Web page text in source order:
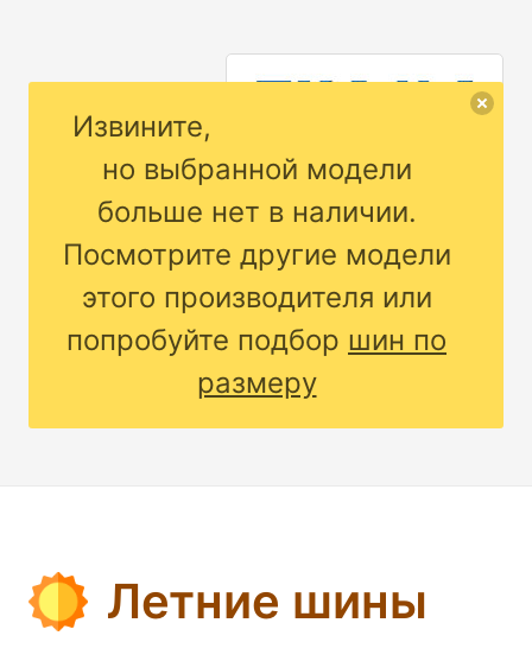
Извините,
но выбранной модели
больше нет в наличии.
Посмотрите другие модели
этого производителя или
попробуйте подбор шин по
размеру
Летние шины